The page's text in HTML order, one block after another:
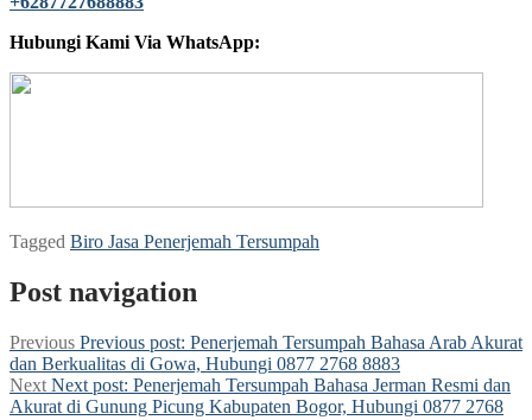
Hubungi Kami Via WhatsApp:
Tagged Biro Jasa Penerjemah Tersumpah
Post navigation
Previous Previous post: Penerjemah Tersumpah Bahasa Arab Akurat
dan Berkualitas di Gowa, Hubungi 0877 2768 8883
Next Next post: Penerjemah Tersumpah Bahasa Jerman Resmi dan
Akurat di Gunung Picung Kabupaten Bogor, Hubungi 0877 2768